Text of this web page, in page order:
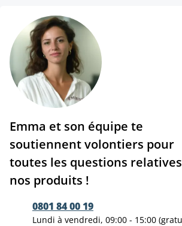
Emma et son équipe te
soutiennent volontiers pour
toutes les questions
nos produits !
0801 84 00 19
Lundi à vendredi, 09:00 - 15:00